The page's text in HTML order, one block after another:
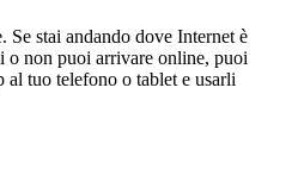
Se stai andando dove Internet è
o non puoi arrivare online, puoi
tuo telefono o tablet e usarli